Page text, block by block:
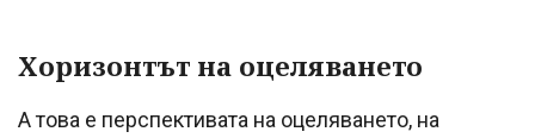
Хоризонтът на оцеляването
А това е перспективата на оцеляването, на